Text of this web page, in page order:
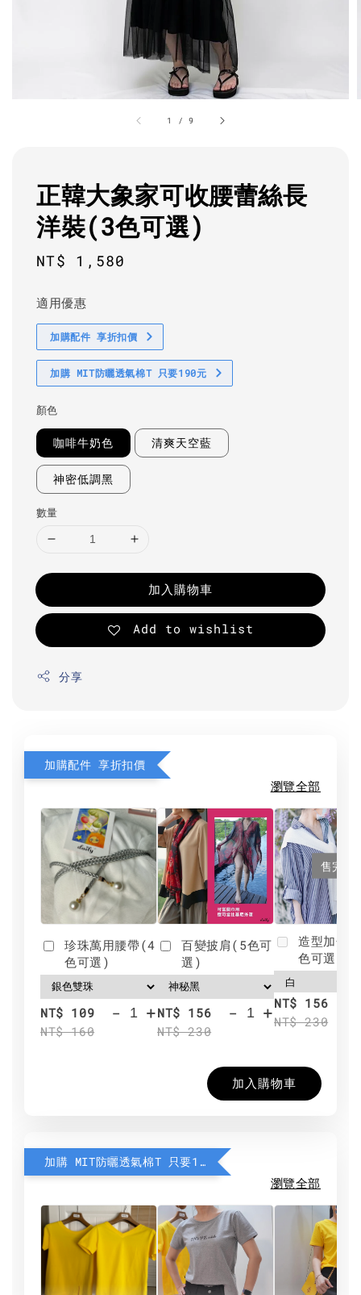
1 /9
正韓大象家可收腰蕾絲長
洋裝(3色可選)
Regular
NT$ 1,580
適用優惠
加購配件 享折扣價
加購 MIT防曬透氣棉T 只要190元
顏色
咖啡牛奶色 清爽天空藍
神密低調黑
數量
加入購物車
Add to wishlist
分享
加購配件 享折扣價
瀏覽全部
珍珠萬用腰帶(4
色可選)
NT$ 109
NT$ 160
- +
百變披肩(5色可
選)
NT$ 156
NT$ 230
- +
售完
造型加分
色可選)
NT$ 156
NT$ 230
加入購物車
加購 MIT防曬透氣棉T 只要190元
瀏覽全部